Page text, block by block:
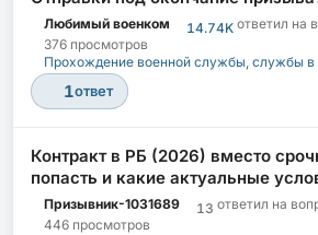
Любимый военком 14.74Kответил на
376 просмотров
Прохождение военной службы, службы в
1ответ
Контракт в РБ (2026) вместо
попасть и какие актуальные
Призывник-1031689 13 ответил на
446 просмотров